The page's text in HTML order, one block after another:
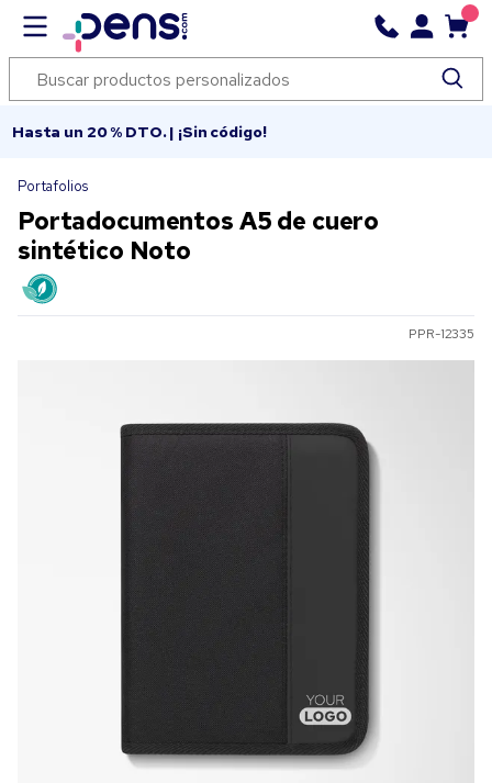
Hasta un 20 % DTO. | ¡Sin código!
Portafolios
Portadocumentos A5 de cuero
sintético Noto
PPR-12335